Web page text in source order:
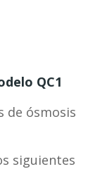
QC1
de ósmosis
siguientes